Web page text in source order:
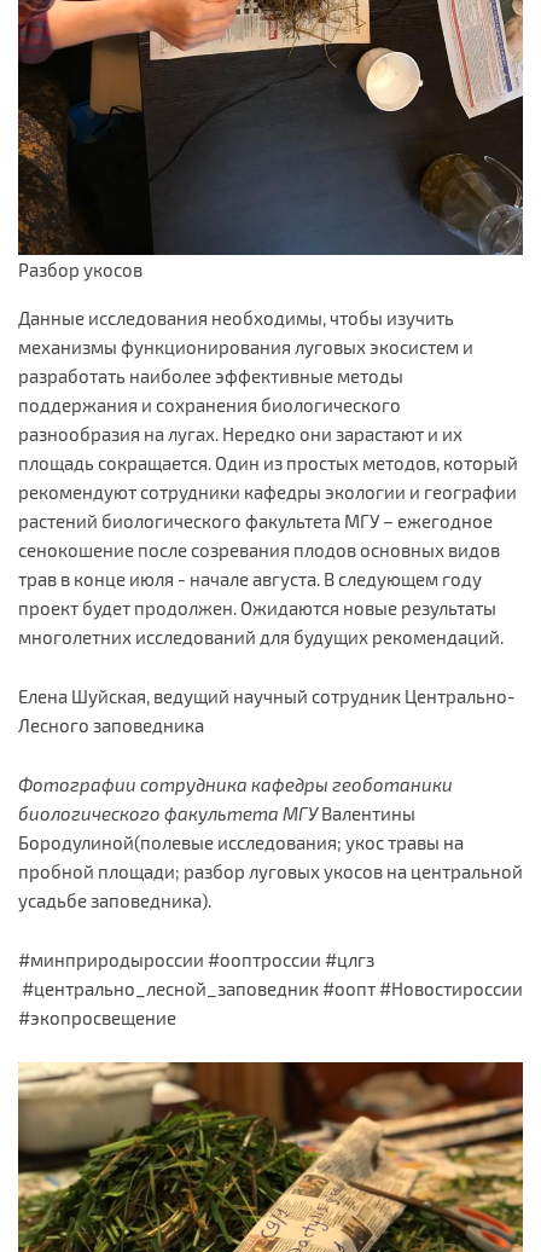
Разбор укосов
Данные исследования необходимы, чтобы изучить
механизмы функционирования луговых экосистем и
разработать наиболее эффективные методы
поддержания и сохранения биологического
разнообразия на лугах. Нередко они зарастают и их
площадь сокращается. Один из простых методов, который
рекомендуют сотрудники кафедры экологии и географии
растений биологического факультета МГУ – ежегодное
сенокошение после созревания плодов основных видов
трав в конце июля - начале августа. В следующем году
проект будет продолжен. Ожидаются новые результаты
многолетних исследований для будущих рекомендаций.
Елена Шуйская, ведущий научный сотрудник Центрально-
Лесного заповедника
Фотографии сотрудника кафедры геоботаники
биологического факультета МГУВалентины
Бородулиной(полевые исследования; укос травы на
пробной площади; разбор луговых укосов на центральной
усадьбе заповедника).
#минприродыроссии #ооптроссии #цлгз
#центрально_лесной_заповедник #оопт #Новостироссии
#экопросвещение